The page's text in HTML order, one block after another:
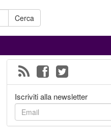
Cerca
Iscriviti alla newsletter